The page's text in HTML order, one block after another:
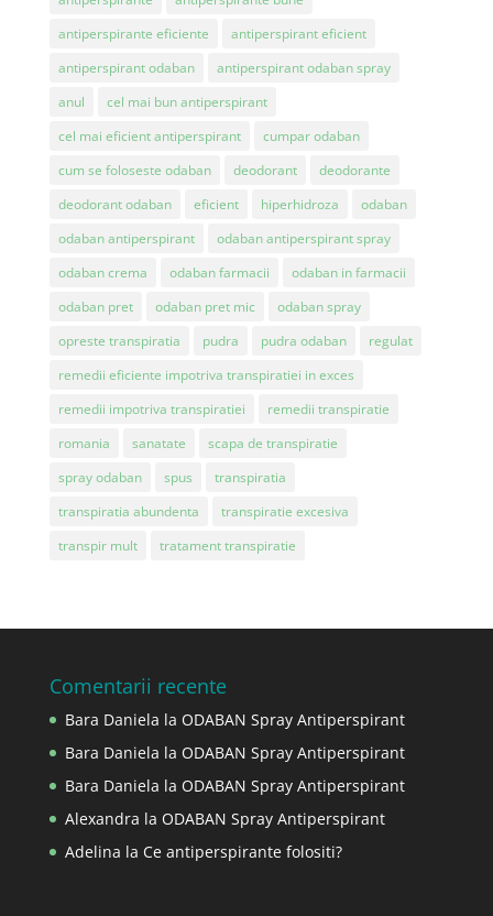
antiperspirante eficiente
antiperspirant eficient
antiperspirant odaban
antiperspirant odaban spray
anul
cel mai bun antiperspirant
cel mai eficient antiperspirant
cumpar odaban
cum se foloseste odaban
deodorant
deodorante
deodorant odaban
eficient hiperhidroza
odaban
odaban antiperspirant
odaban antiperspirant spray
odaban crema
odaban farmacii
odaban in farmacii
odaban pret
odaban pret mic
odaban spray
opreste transpiratia
pudra pudra odaban
regulat
remedii eficiente impotriva transpiratiei in exces
remedii impotriva transpiratiei
remedii transpiratie
romania
sanatate
scapa de transpiratie
spray odaban
spus
transpiratia
transpiratia abundenta
transpiratie excesiva
transpir mult
tratament transpiratie
Comentarii recente
Bara Daniela la ODABAN Spray Antiperspirant
Bara Daniela la ODABAN Spray Antiperspirant
Bara Daniela la ODABAN Spray Antiperspirant
Alexandra la ODABAN Spray Antiperspirant
Adelina la Ce antiperspirante folositi?